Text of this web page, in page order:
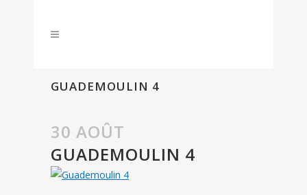
GUADEMOULIN 4
30 AOÛT
GUADEMOULIN 4